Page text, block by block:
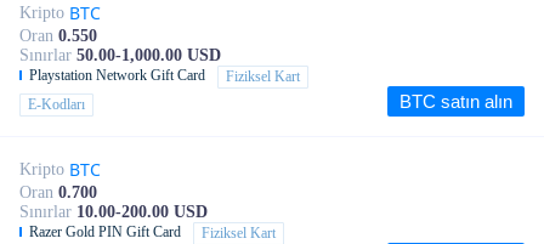
Kripto BTC
Oran 0.550
Sınırlar 50.00-1,000.00 USD
Playstation Network Gift Card
Fiziksel Kart
E-Kodları
BTC satın alın
Kripto BTC
Oran 0.700
Sınırlar 10.00-200.00 USD
Razer Gold PIN Gift Card
Fiziksel Kart